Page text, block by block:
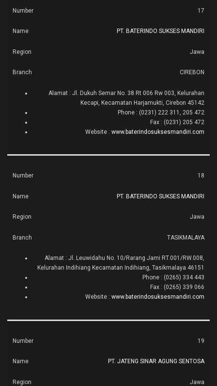
17
PT. BATERINDO SUKSES MANDIRI
Jawa
CIREBON
Alamat : Jl. Dukuh Semar No. 38 Rt 006 Rw 003, Kelurahan
Kecapi, Kecamatan Harjamukti, Cirebon 45142
Phone : (0231) 222 311, 205 472
Fax : (0231) 205 472
Website : www.baterindosuksesmandiri.com
18
PT. BATERINDO SUKSES MANDIRI
Jawa
TASIKMALAYA
Alamat : Jl. Leuwidahu No. 10/Rarang Jami RT.001/RW.008,
Kelurahan Indihiang Kecamatan Indihiang, Tasikmalaya 46151
Phone : (0265) 334 443
Fax : (0265) 339 066
Website : www.baterindosuksesmandiri.com
19
PT. JATENG SINAR AGUNG SENTOSA
Jawa